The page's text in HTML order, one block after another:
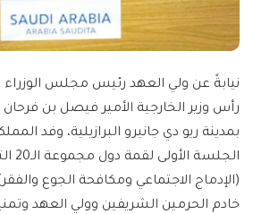
نيابةً عن ولي العهد رئيس مجلس الوزراء
رأس وزير الخارجية الأمير فيصل بن
بمدينة ريو دي جانيرو البرازيلية، وفد
(الإدماج الاجتماعي ومكافحة الجوع
خادم الحرمين الشريفين وولي العهد